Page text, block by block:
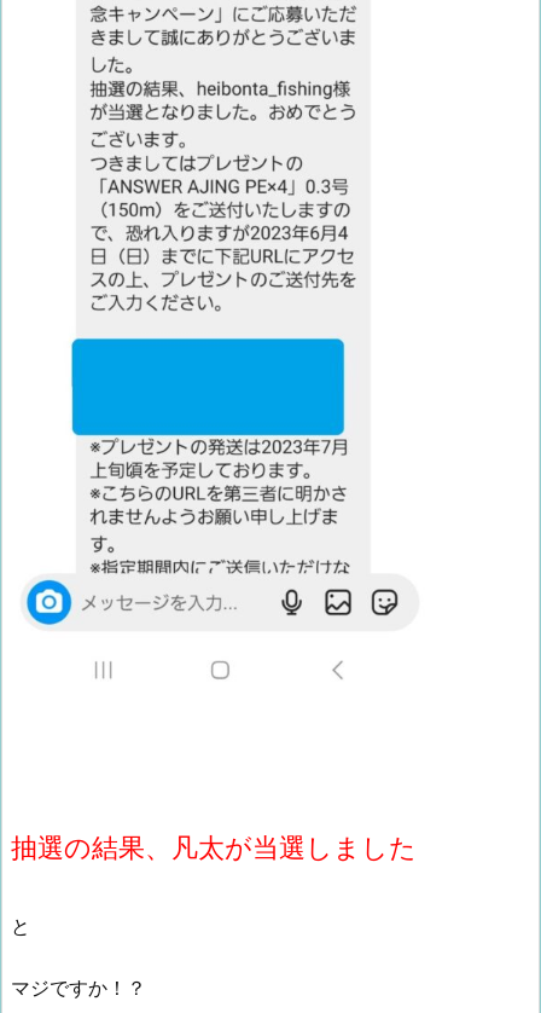
抽選の結果、凡太が当選しました
と
マジですか！？